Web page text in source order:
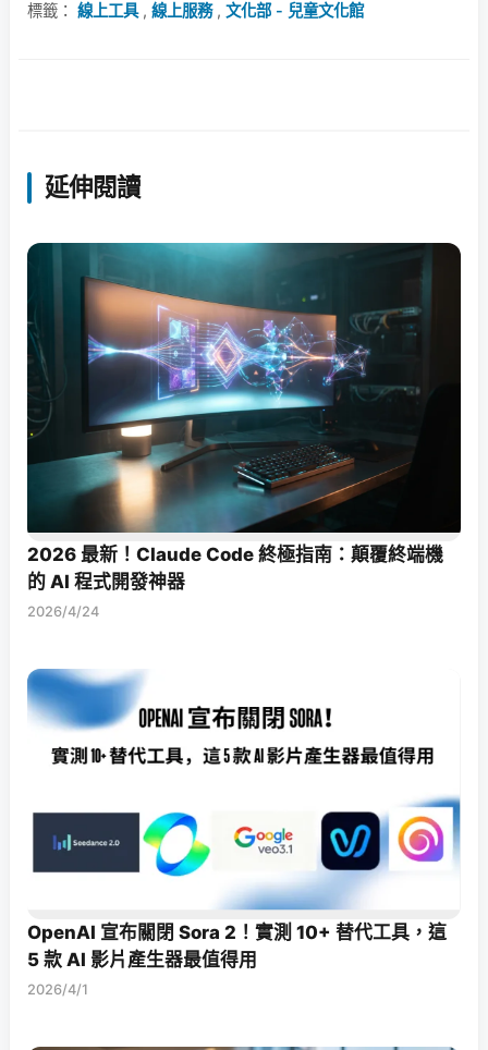
標籤： 線上工具, 線上服務, 文化部 - 兒童文化館
延伸閱讀
2026 最新！Claude Code 終極指南：顛覆終端機
的 AI 程式開發神器
2026/4/24
OpenAI 宣布關閉 Sora 2！實測 10+ 替代工具，這
5 款 AI 影片產生器最值得用
2026/4/1